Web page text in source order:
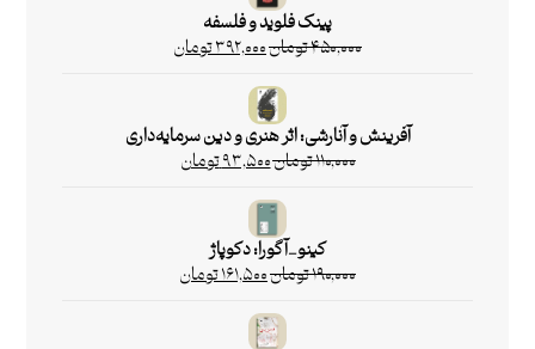
پینک فلوید و فلسفه
۴۵۰,۰۰۰تومان۳۹۲,۰۰۰تومان
آفرینش و آنارشی: اثر هنری و دین سرمایه‌داری
۱۱۰,۰۰۰تومان۹۳,۵۰۰تومان
کینو_آگورا: دکوپاژ
۱۹۰,۰۰۰تومان۱۶۱,۵۰۰تومان